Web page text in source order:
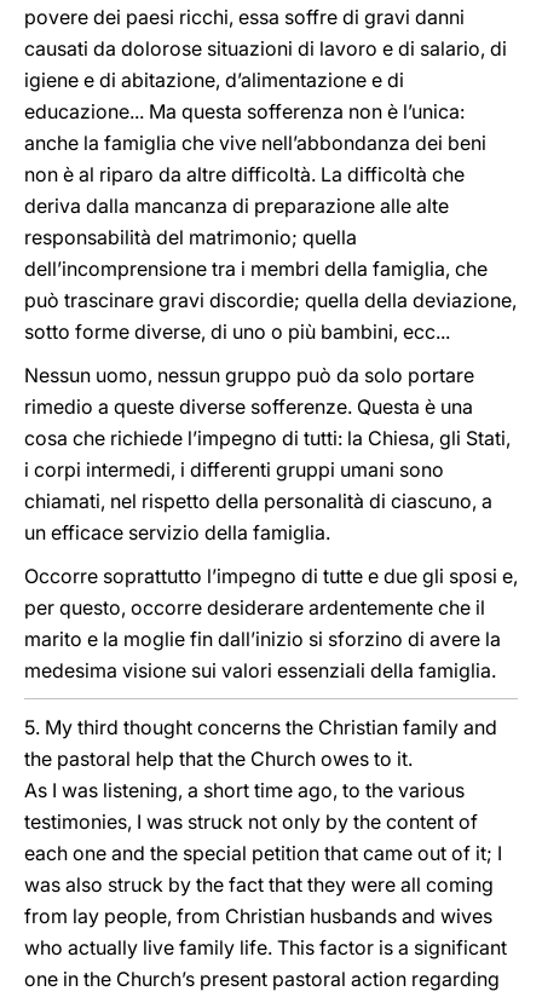
povere dei paesi ricchi, essa soffre di gravi danni
causati da dolorose situazioni di lavoro e di salario, di
igiene e di abitazione, d’alimentazione e di
educazione... Ma questa sofferenza non è l’unica:
anche la famiglia che vive nell’abbondanza dei beni
non è al riparo da altre difficoltà. La difficoltà che
deriva dalla mancanza di preparazione alle alte
responsabilità del matrimonio; quella
dell’incomprensione tra i membri della famiglia, che
può trascinare gravi discordie; quella della deviazione,
sotto forme diverse, di uno o più bambini, ecc...
Nessun uomo, nessun gruppo può da solo portare
rimedio a queste diverse sofferenze. Questa è una
cosa che richiede l’impegno di tutti: la Chiesa, gli Stati,
i corpi intermedi, i differenti gruppi umani sono
chiamati, nel rispetto della personalità di ciascuno, a
un efficace servizio della famiglia.
Occorre soprattutto l’impegno di tutte e due gli sposi e,
per questo, occorre desiderare ardentemente che il
marito e la moglie fin dall’inizio si sforzino di avere la
medesima visione sui valori essenziali della famiglia.
5. My third thought concerns the Christian family and
the pastoral help that the Church owes to it.
As I was listening, a short time ago, to the various
testimonies, I was struck not only by the content of
each one and the special petition that came out of it; I
was also struck by the fact that they were all coming
from lay people, from Christian husbands and wives
who actually live family life. This factor is a significant
one in the Church’s present pastoral action regarding